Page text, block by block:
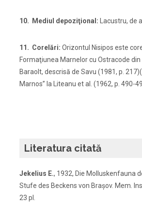
10. Mediul depoziţional: Lacustru, de
11. Corelări: Orizontul Nisipos este
Formaţiunea Marnelor cu Ostracode
Baraolt, descrisă de Savu (1981, p.
Marnos” la Liteanu et al. (1962, p. 490-
Literatura citată
Jekelius E., 1932, Die Molluskenfauna
Stufe des Beckens von Braşov. Mem.
23 pl.